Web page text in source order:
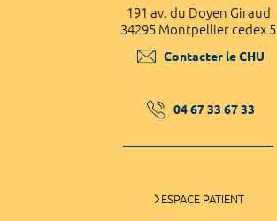
191 av. du Doyen Giraud
34295 Montpellier cedex 5
Contacter le CHU
04 67 33 67 33
ESPACE PATIENT